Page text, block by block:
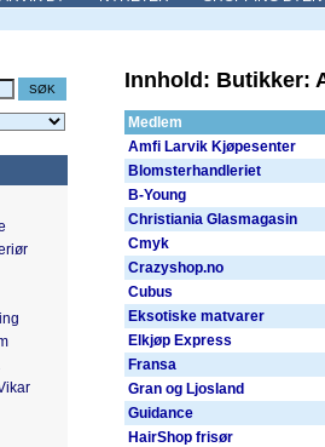
Innhold: Butikker:
Medlem
Amfi Larvik Kjøpesenter
Blomsterhandleriet
B-Young
Christiania Glasmagasin
Cmyk
Crazyshop.no
Cubus
Eksotiske matvarer
Elkjøp Express
Fransa
Gran og Ljosland
Guidance
HairShop frisør